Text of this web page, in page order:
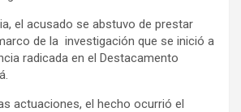
el acusado se abstuvo de prestar
de la investigación que se inició a
radicada en el Destacamento
actuaciones, el hecho ocurrió el